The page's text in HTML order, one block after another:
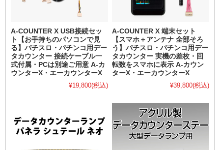
A-COUNTER X USB接続セッ
ト【お手持ちのパソコンで見
る】パチスロ・パチンコ用デー
タカウンター 接続ケーブル一
式付属・PCは別途ご用意 A-カ
ウンターX・エーカウンターX
¥19,800(税込)
A-COUNTER X 端末セット
【スマホ＋アンテナ 全部そろ
う】パチスロ・パチンコ用デー
タカウンター 実機の差枚・回
転数をスマホに表示 A-カウン
ターX・エーカウンターX
¥39,800(税込)